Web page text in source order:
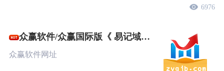
6976
众赢软件/众赢国际版《 易记域
名》
众赢软件网址